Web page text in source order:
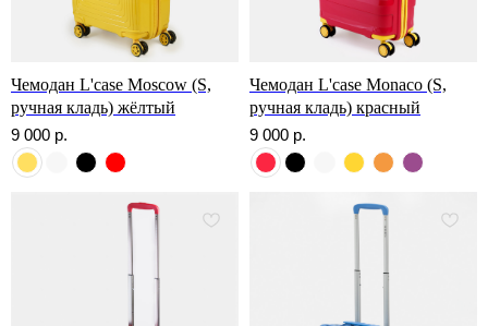
Чемодан L'case Moscow (S,
ручная кладь) жёлтый
9 000 р.
Чемодан L'case Monaco (S,
ручная кладь) красный
9 000 р.
Отзывы о нас